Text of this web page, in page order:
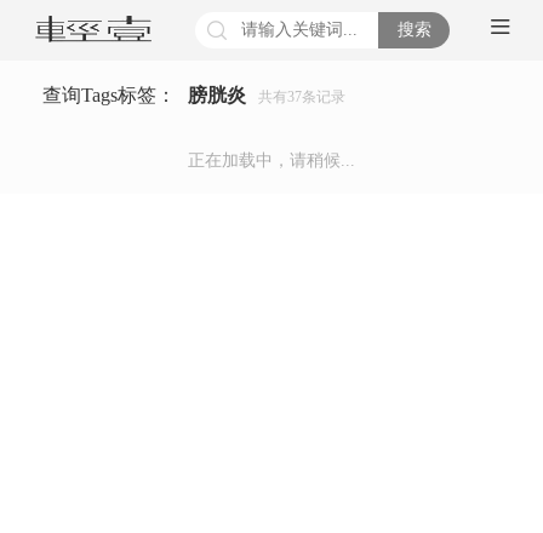
搜索
查询Tags标签： 膀胱炎 共有37条记录
正在加载中，请稍候...